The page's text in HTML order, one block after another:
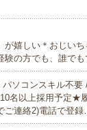
が嬉しい＊おじい
験の方でも、誰で
ソコンスキル不要
名以上採用予定★
ご連絡2)電話で登